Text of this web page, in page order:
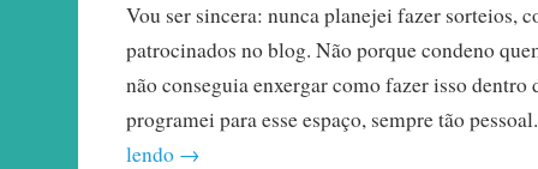
Vou ser sincera: nunca planejei fazer sorteios,
patrocinados no blog. Não porque condeno
não conseguia enxergar como fazer isso dentro
programei para esse espaço, sempre tão
lendo →